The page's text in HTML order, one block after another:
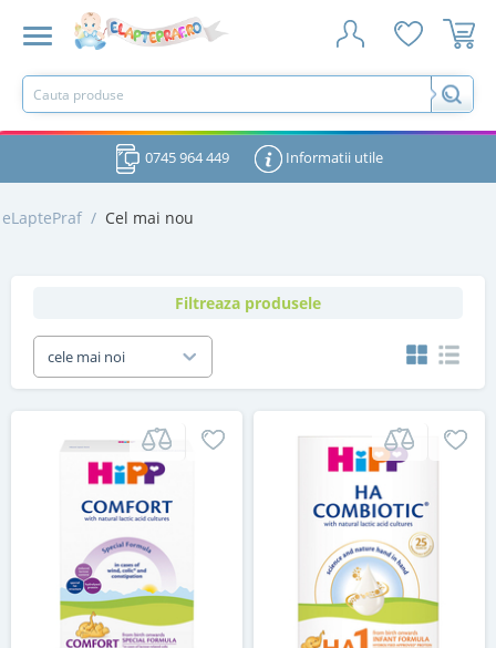
0745 964 449 Informatii utile
eLaptePraf / Cel mai nou
Filtreaza produsele
cele mai noi